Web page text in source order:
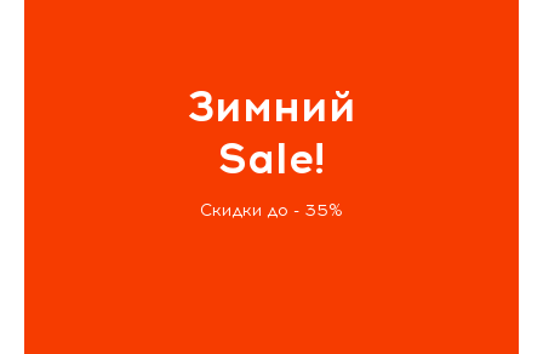
Зимний
Sale!
Скидки до - 35%